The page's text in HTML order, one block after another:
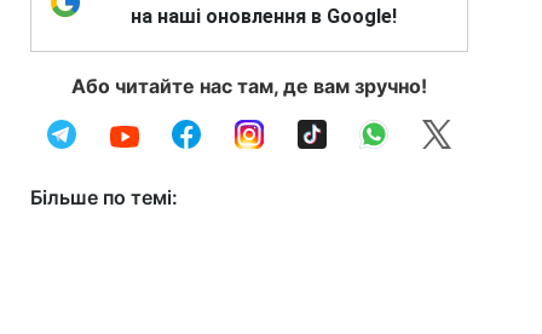
на наші оновлення в Google!
Або читайте нас там, де вам зручно!
Більше по темі: